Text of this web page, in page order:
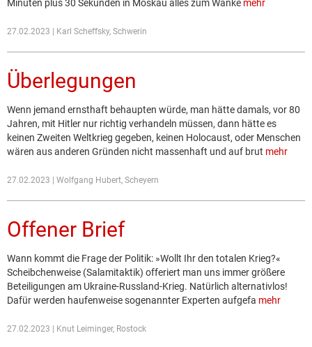
Minuten plus 30 Sekunden in Moskau alles zum Wanke mehr
27.02.2023 | Karl Scheffsky, Schwerin
Überlegungen
Wenn jemand ernsthaft behaupten würde, man hätte damals, vor 80
Jahren, mit Hitler nur richtig verhandeln müssen, dann hätte es
keinen Zweiten Weltkrieg gegeben, keinen Holocaust, oder Menschen
wären aus anderen Gründen nicht massenhaft und auf brut mehr
27.02.2023 | Wolfgang Hubert, Scheyern
Offener Brief
Wann kommt die Frage der Politik: »Wollt Ihr den totalen Krieg?«
Scheibchenweise (Sala­mitaktik) offeriert man uns immer größere
Beteiligungen am Ukraine-Russland-Krieg. Natürlich alternativlos!
Dafür werden haufenweise sogenannter Experten aufgefa mehr
27.02.2023 | Knut Leiminger, Rostock